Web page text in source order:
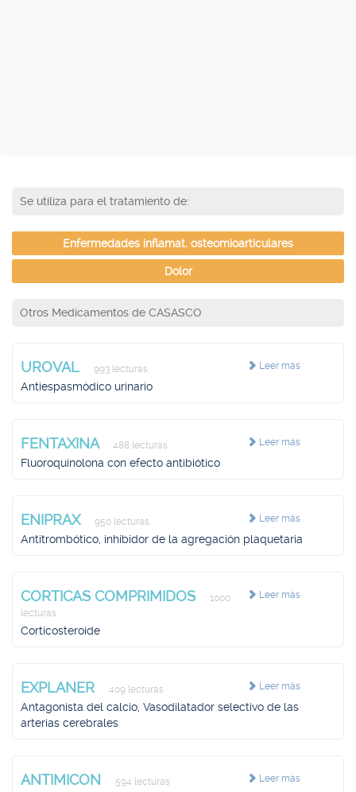
Se utiliza para el tratamiento de:
Enfermedades inflamat. osteomioarticulares
Dolor
Otros Medicamentos de CASASCO
Leer más
UROVAL 993 lecturas
Antiespasmódico urinario
Leer más
FENTAXINA 488 lecturas
Fluoroquinolona con efecto antibiótico
Leer más
ENIPRAX 950 lecturas
Antitrombótico, inhibidor de la agregación plaquetaria
Leer más
CORTICAS COMPRIMIDOS
1000
lecturas
Corticosteroide
Leer más
EXPLANER 409 lecturas
Antagonista del calcio, Vasodilatador selectivo de las
arterias cerebrales
Leer más
ANTIMICON 594 lecturas